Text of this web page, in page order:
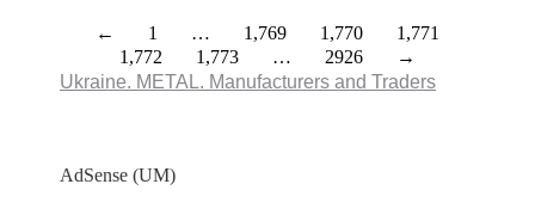
← 1 … 1,769 1,770
1,771
1,772
1,773 … 2926
→
Ukraine. METAL. Manufacturers and Traders
AdSense (UM)